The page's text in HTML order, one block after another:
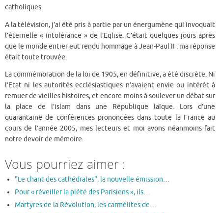
catholiques.
A la télévision, j’ai été pris à partie par un énergumène qui invoquait
l’éternelle « intolérance » de l’Eglise. C’était quelques jours après
que le monde entier eut rendu hommage à Jean-Paul II : ma réponse
était toute trouvée.
La commémoration de la loi de 1905, en définitive, a été discrète. Ni
l’Etat ni les autorités ecclésiastiques n’avaient envie ou intérêt à
remuer de vieilles histoires, et encore moins à soulever un débat sur
la place de l’islam dans une République laïque. Lors d’une
quarantaine de conférences prononcées dans toute la France au
cours de l’année 2005, mes lecteurs et moi avons néanmoins fait
notre devoir de mémoire.
Vous pourriez aimer :
"Le chant des cathédrales", la nouvelle émission…
Pour « réveiller la piété des Parisiens », ils…
Martyres de la Révolution, les carmélites de…